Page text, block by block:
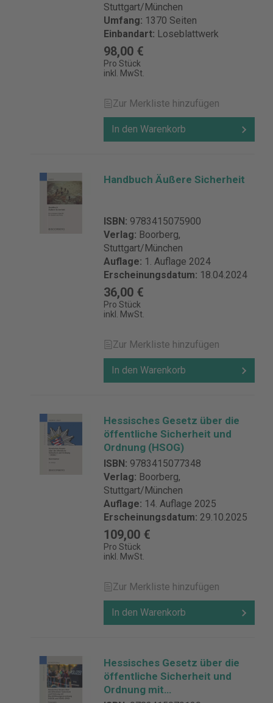
Stuttgart/München
Umfang: 1370 Seiten
Einbandart: Loseblattwerk
98,00 €
Pro Stück
inkl. MwSt.
Zur Merkliste hinzufügen
In den Warenkorb
Handbuch Äußere Sicherheit
ISBN: 9783415075900
Verlag: Boorberg,
Stuttgart/München
Auflage: 1. Auflage 2024
Erscheinungsdatum: 18.04.2024
36,00 €
Pro Stück
inkl. MwSt.
Zur Merkliste hinzufügen
In den Warenkorb
Hessisches Gesetz über die
öffentliche Sicherheit und
Ordnung (HSOG)
ISBN: 9783415077348
Verlag: Boorberg,
Stuttgart/München
Auflage: 14. Auflage 2025
Erscheinungsdatum: 29.10.2025
109,00 €
Pro Stück
inkl. MwSt.
Zur Merkliste hinzufügen
In den Warenkorb
Hessisches Gesetz über die
öffentliche Sicherheit und
Ordnung mit